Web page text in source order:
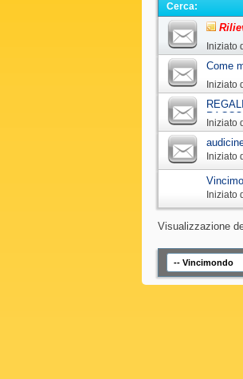
Cerca:
Iniziato
Come
Iniziato
Iniziato
Iniziato
Iniziato
Visualizzazione